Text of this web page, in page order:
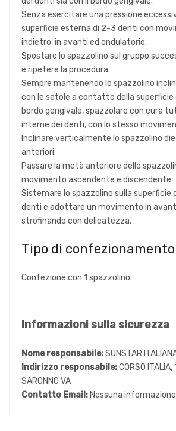
Senza esercitare una pressione
superficie esterna di 2-3 denti con
indietro, in avanti ed ondulatorio.
Spostare lo spazzolino sul gruppo
e ripetere la procedura.
Sempre mantenendo lo spazzolino
con le setole a contatto della superficie
bordo gengivale, spazzolare con cura
interne dei denti, con lo stesso
Inclinare verticalmente lo spazzolino
anteriori.
Passare la metà anteriore dello
movimento ascendente e discendente.
Sistemare lo spazzolino sulla superficie
denti e adottare un movimento in
strofinando con delicatezza.
Tipo di confezionamento
Confezione con 1 spazzolino.
Informazioni sulla sicurezza
Nome responsabile:SUNSTAR
Indirizzo responsabile:CORSO
SARONNO VA
Contatto Email: Nessuna informazione